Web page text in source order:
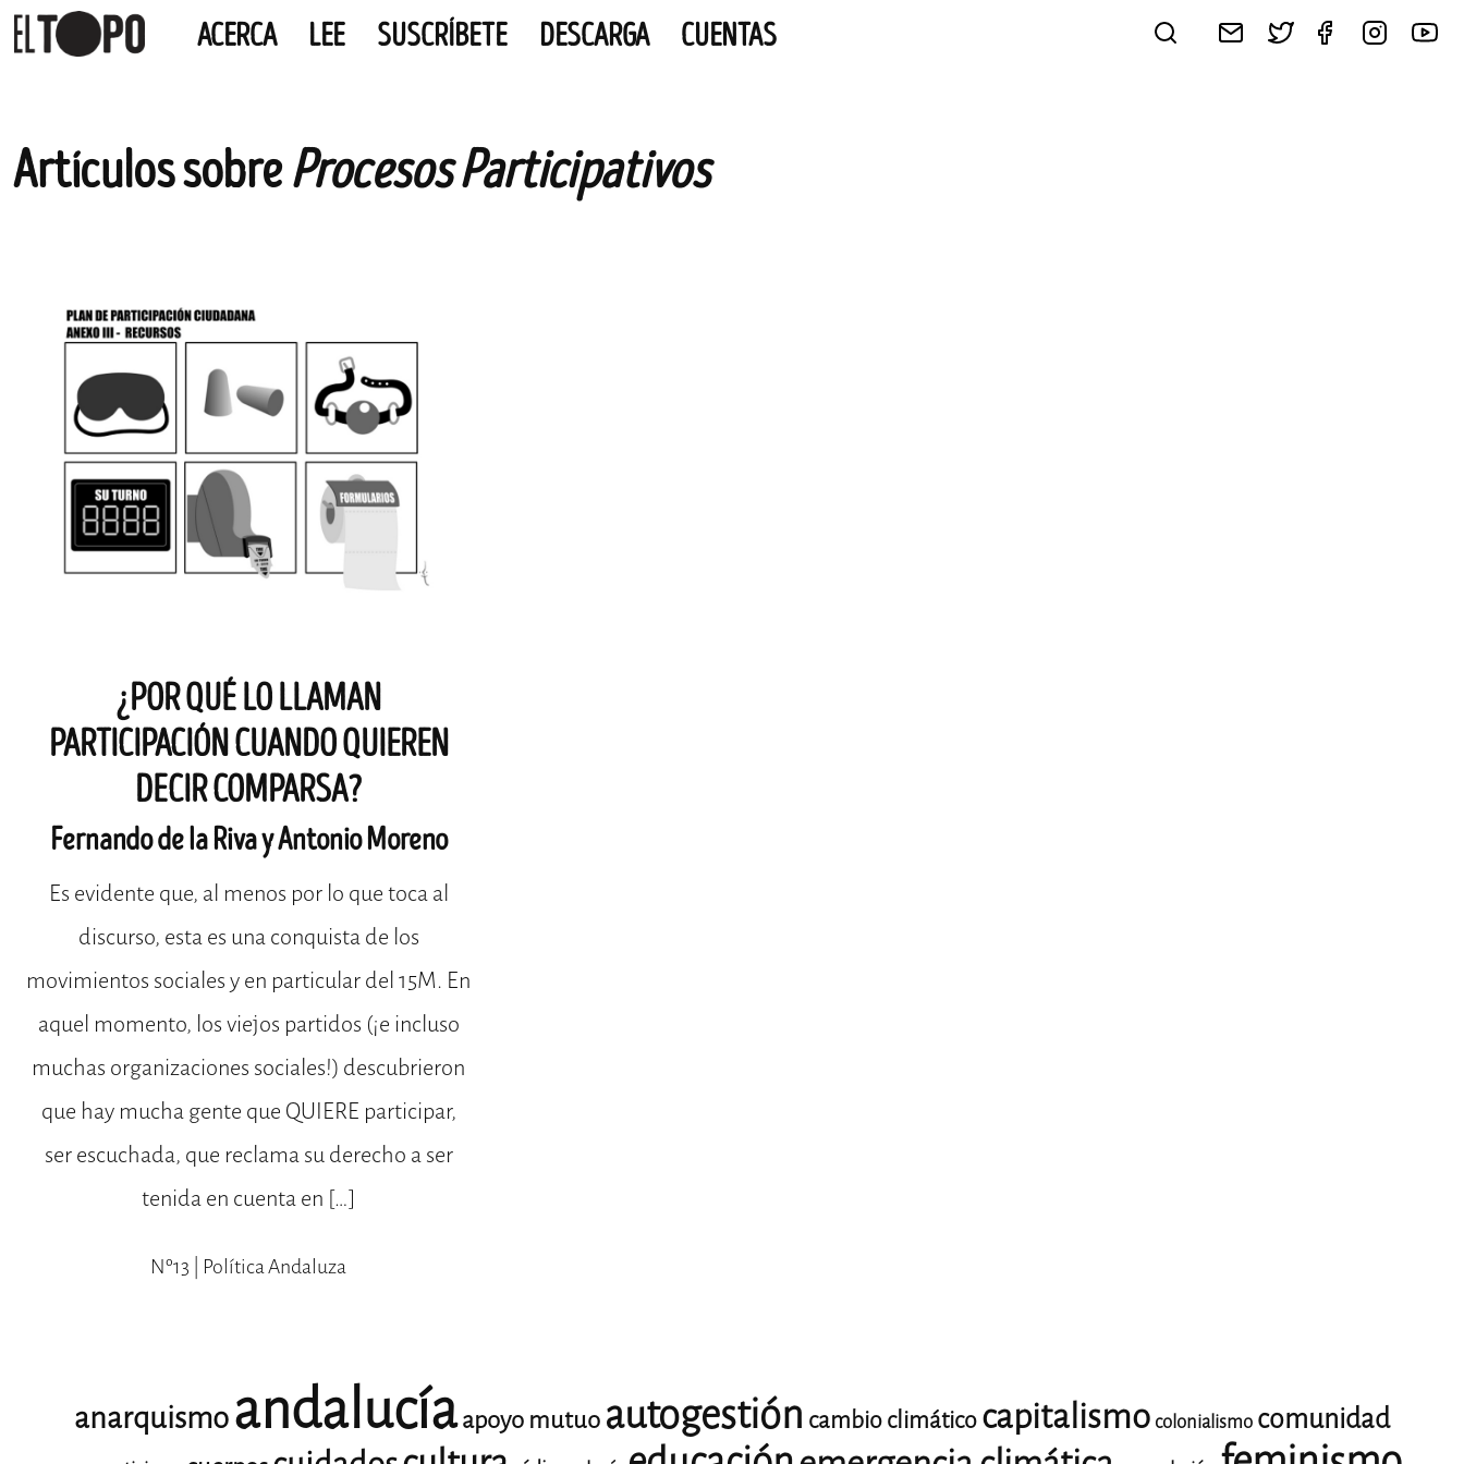
Skip
to
ACERCA LEE SUSCRÍBETE DESCARGA CUENTAS
Artículos sobreProcesos Participativos
¿POR QUÉ LO LLAMAN
PARTICIPACIÓN CUANDO QUIEREN
DECIR COMPARSA?
Fernando de la Riva y Antonio Moreno
Es evidente que, al menos por lo que toca al
discurso, esta es una conquista de los
movimientos sociales y en particular del 15M. En
aquel momento, los viejos partidos (¡e incluso
muchas organizaciones sociales!) descubrieron
que hay mucha gente que QUIERE participar,
ser escuchada, que reclama su derecho a ser
tenida en cuenta en […]
Nº13 | Política Andaluza
anarquismoandalucíaapoyo mutuo autogestión cambio climáticocapitalismo colonialismo comunidad